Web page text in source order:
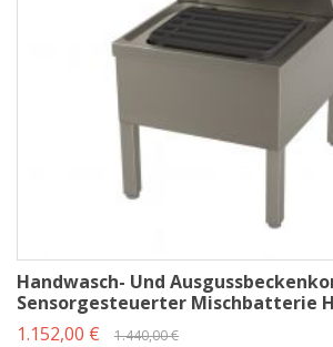
Handwasch- Und
Sensorgesteuerter Mischbatterie
1.152,00 €
1.440,00 €